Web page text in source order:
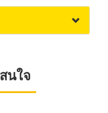
นใจ